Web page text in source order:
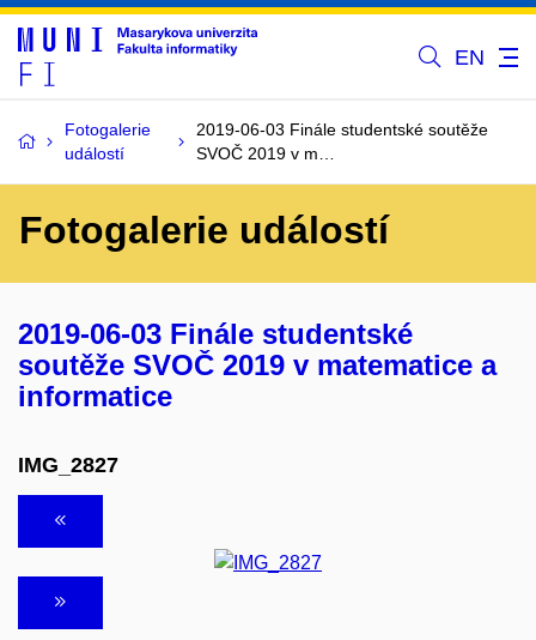
EN
Fotogalerie
událostí
2019-06-03 Finále studentské soutěže
SVOČ 2019 v m…
Fotogalerie událostí
2019-06-03 Finále studentské
soutěže SVOČ 2019 v matematice a
informatice
IMG_2827